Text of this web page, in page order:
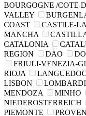
BOURGOGNE /COTE
VALLEY
COAST
CASTILE-
MANCHA
CATALONIA
REGION
DAO
FRIULI-VENEZIA-
RIOJA
LISBON
MENDOZA
MINHO
NIEDEROSTERREICH
PIEMONTE